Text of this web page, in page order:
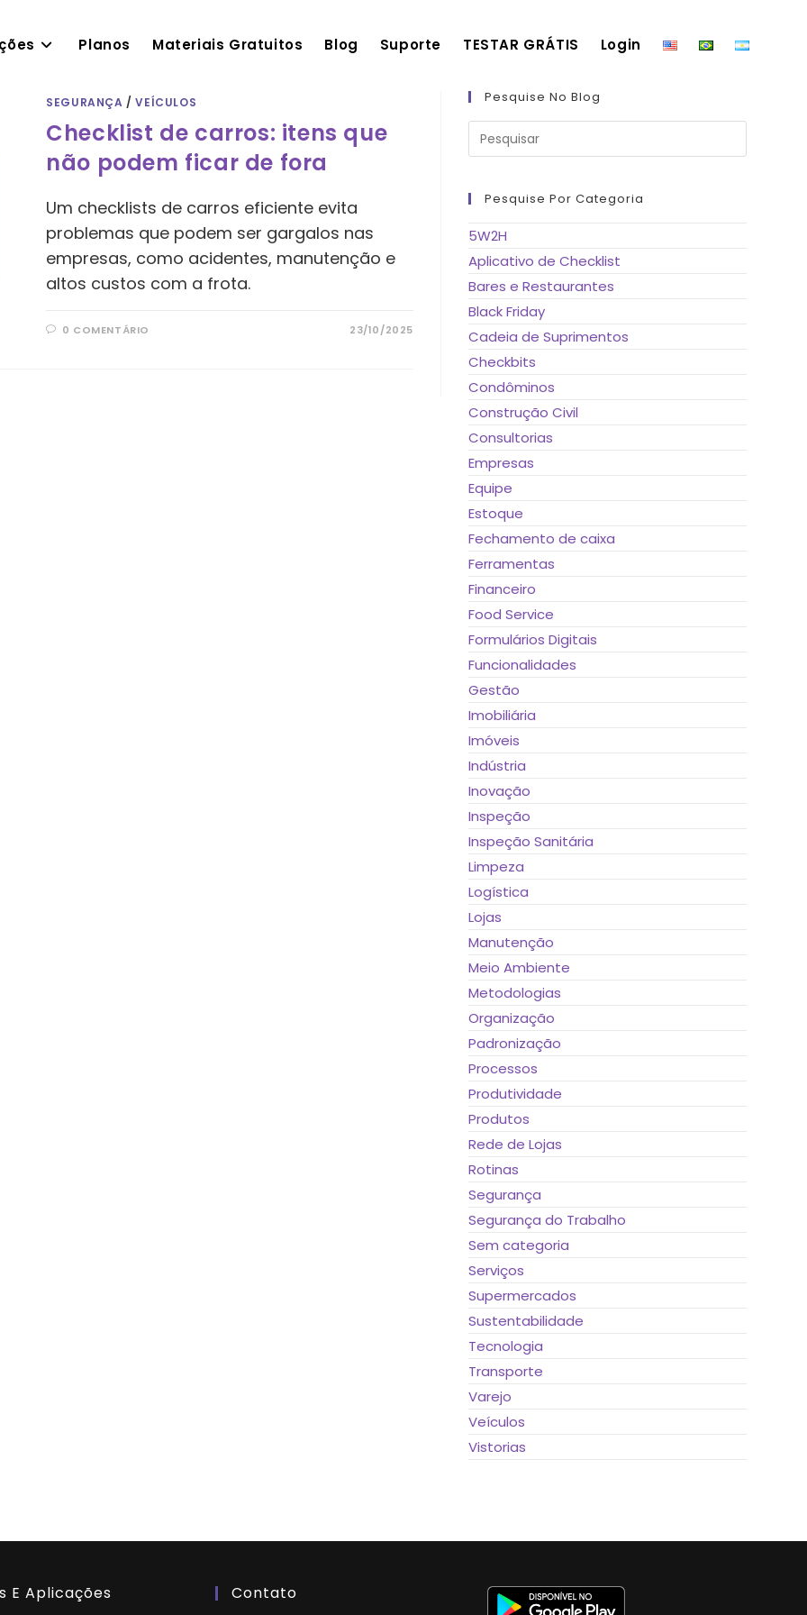
Planos Materiais Gratuitos Blog Suporte TESTAR GRÁTIS Login
SEGURANÇA /VEÍCULOS
Checklist de carros: itens que
não podem ficar de fora
Um checklists de carros eficiente evita
problemas que podem ser gargalos nas
empresas, como acidentes, manutenção e
altos custos com a frota.
0 COMENTÁRIO 23/10/2025
Pesquise No Blog
Pressione
tecla
Pesquise Por Categoria
5W2H
Aplicativo de Checklist
Bares e Restaurantes
Black Friday
Cadeia de Suprimentos
Checkbits
Condôminos
Construção Civil
Consultorias
Empresas
Equipe
Estoque
Fechamento de caixa
Ferramentas
Financeiro
Food Service
Formulários Digitais
Funcionalidades
Gestão
Imobiliária
Imóveis
Indústria
Inovação
Inspeção
Inspeção Sanitária
Limpeza
Logística
Lojas
Manutenção
Meio Ambiente
Metodologias
Organização
Padronização
Processos
Produtividade
Produtos
Rede de Lojas
Rotinas
Segurança
Segurança do Trabalho
Sem categoria
Serviços
Supermercados
Sustentabilidade
Tecnologia
Transporte
Varejo
Veículos
Vistorias
E Aplicações Contato